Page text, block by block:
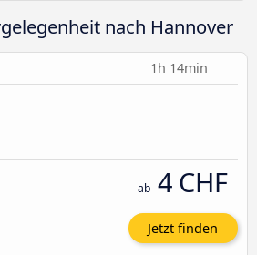
nach Hannover
1h 14min
ab 4 CHF
Jetzt finden